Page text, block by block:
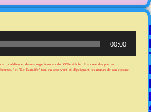
00:00
comédien et dramaturge français du XVIIe siècle. Il a créé des pièces
et "Le Tartuffe" tout en observant et dépeignant les mœurs de son époque.